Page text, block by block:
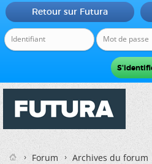
Retour sur Futura
Forum
Archives du forum